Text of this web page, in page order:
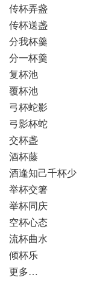
传杯弄盏
传杯送盏
分我杯羹
分一杯羹
复杯池
覆杯池
弓杯蛇影
弓影杯蛇
交杯盏
酒杯藤
酒逢知己千杯少
举杯交箸
举杯同庆
空杯心态
流杯曲水
倾杯乐
更多…